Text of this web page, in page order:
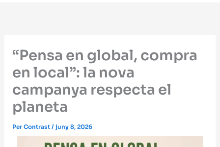
“Pensa en global, compra
en local”: la nova
campanya respecta el
planeta
Per Contrast/juny 8, 2026